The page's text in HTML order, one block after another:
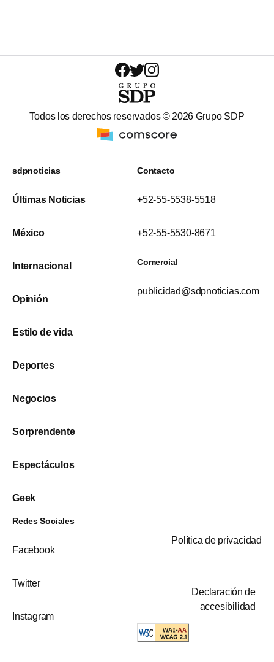
Todos los derechos reservados © 2026 Grupo SDP
sdpnoticias
Últimas Noticias
México
Internacional
Opinión
Estilo de vida
Deportes
Negocios
Sorprendente
Espectáculos
Geek
Contacto
+52-55-5538-5518
+52-55-5530-8671
Comercial
publicidad@sdpnoticias.com
Redes Sociales
Facebook
Twitter
Instagram
Política de privacidad
Declaración de
accesibilidad